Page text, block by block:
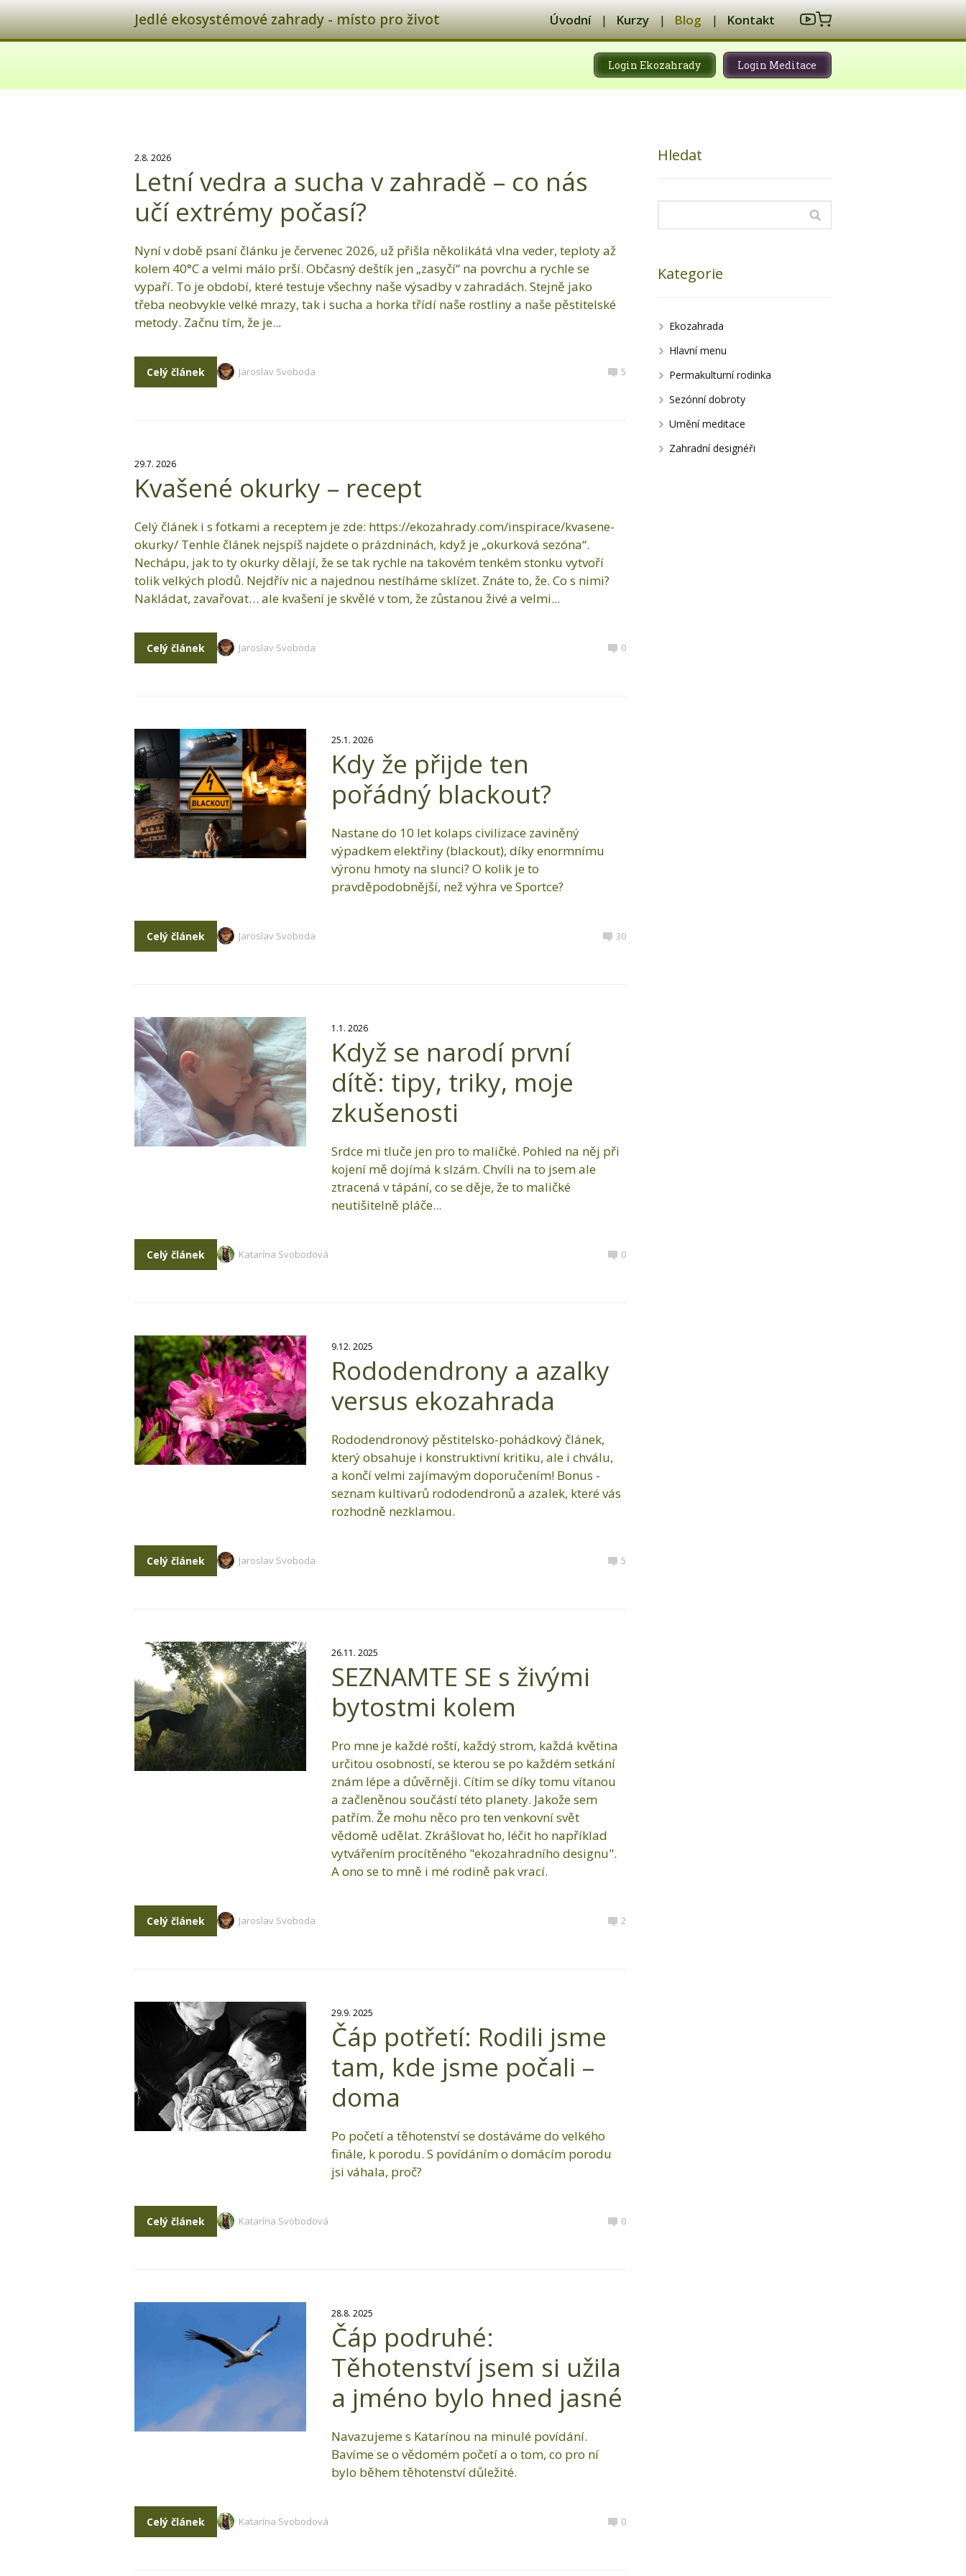
Jedlé ekosystémové zahrady - místo pro život Úvodní Kurzy Blog Kontakt
Login Ekozahrady Login Meditace
2.8. 2026
Letní vedra a sucha v zahradě – co nás
učí extrémy počasí?
Nyní v době psaní článku je červenec 2026, už přišla několikátá vlna veder, teploty až
kolem 40°C a velmi málo prší. Občasný deštík jen „zasyčí“ na povrchu a rychle se
vypaří. To je období, které testuje všechny naše výsadby v zahradách. Stejně jako
třeba neobvykle velké mrazy, tak i sucha a horka třídí naše rostliny a naše pěstitelské
metody. Začnu tím, že je...
Celý článek Jaroslav Svoboda 5
29.7. 2026
Kvašené okurky – recept
Celý článek i s fotkami a receptem je zde: https://ekozahrady.com/inspirace/kvasene-
okurky/ Tenhle článek nejspíš najdete o prázdninách, když je „okurková sezóna“.
Nechápu, jak to ty okurky dělají, že se tak rychle na takovém tenkém stonku vytvoří
tolik velkých plodů. Nejdřív nic a najednou nestíháme sklízet. Znáte to, že. Co s nimi?
Nakládat, zavařovat… ale kvašení je skvělé v tom, že zůstanou živé a velmi...
Celý článek Jaroslav Svoboda 0
25.1. 2026
Kdy že přijde ten
pořádný blackout?
Nastane do 10 let kolaps civilizace zaviněný
výpadkem elektřiny (blackout), díky enormnímu
výronu hmoty na slunci? O kolik je to
pravděpodobnější, než výhra ve Sportce?
Celý článek Jaroslav Svoboda 30
1.1. 2026
Když se narodí první
dítě: tipy, triky, moje
zkušenosti
Srdce mi tluče jen pro to maličké. Pohled na něj při
kojení mě dojímá k slzám. Chvíli na to jsem ale
ztracená v tápání, co se děje, že to maličké
neutišitelně pláče...
Celý článek Katarína Svobodová 0
9.12. 2025
Rododendrony a azalky
versus ekozahrada
Rododendronový pěstitelsko-pohádkový článek,
který obsahuje i konstruktivní kritiku, ale i chválu,
a končí velmi zajímavým doporučením! Bonus -
seznam kultivarů rododendronů a azalek, které vás
rozhodně nezklamou.
Celý článek Jaroslav Svoboda 5
26.11. 2025
SEZNAMTE SE s živými
bytostmi kolem
Pro mne je každé roští, každý strom, každá květina
určitou osobností, se kterou se po každém setkání
znám lépe a důvěrněji. Cítím se díky tomu vítanou
a začleněnou součástí této planety. Jakože sem
patřím. Že mohu něco pro ten venkovní svět
vědomě udělat. Zkrášlovat ho, léčit ho například
vytvářením procítěného "ekozahradního designu".
A ono se to mně i mé rodině pak vrací.
Celý článek Jaroslav Svoboda 2
29.9. 2025
Čáp potřetí: Rodili jsme
tam, kde jsme počali –
doma
Po početí a těhotenství se dostáváme do velkého
finále, k porodu. S povídáním o domácím porodu
jsi váhala, proč?
Celý článek Katarína Svobodová 0
28.8. 2025
Čáp podruhé:
Těhotenství jsem si užila
a jméno bylo hned jasné
Navazujeme s Katarínou na minulé povídání.
Bavíme se o vědomém početí a o tom, co pro ní
bylo během těhotenství důležité.
Celý článek Katarína Svobodová 0
Hledat
Kategorie
Ekozahrada
Hlavní menu
Permakulturní rodinka
Sezónní dobroty
Umění meditace
Zahradní designéři